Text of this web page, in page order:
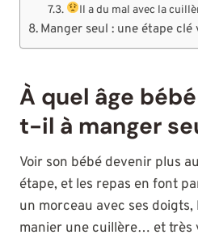
Il a du mal avec la
Manger seul : une étape clé
À quel âge
t-il à manger
Voir son bébé devenir plus
étape, et les repas en font
un morceau avec ses
manier une cuillère… et très